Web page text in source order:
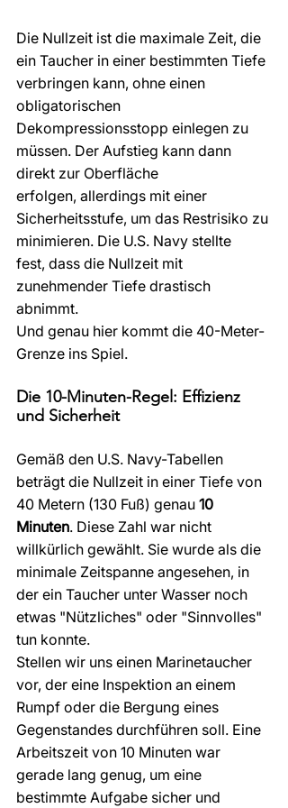
Die Nullzeit ist die maximale Zeit, die
ein Taucher in einer bestimmten Tiefe
verbringen kann, ohne einen
obligatorischen
Dekompressionsstopp einlegen zu
müssen. Der Aufstieg kann dann
direkt zur Oberfläche
erfolgen, allerdings mit einer
Sicherheitsstufe, um das Restrisiko zu
minimieren. Die U.S. Navy stellte
fest, dass die Nullzeit mit
zunehmender Tiefe drastisch
abnimmt.
Und genau hier kommt die 40-Meter-
Grenze ins Spiel.
Die 10-Minuten-Regel: Effizienz
und Sicherheit
Gemäß den U.S. Navy-Tabellen
beträgt die Nullzeit in einer Tiefe von
40 Metern (130 Fuß) genau 10
Minuten. Diese Zahl war nicht
willkürlich gewählt. Sie wurde als die
minimale Zeitspanne angesehen, in
der ein Taucher unter Wasser noch
etwas "Nützliches" oder "Sinnvolles"
tun konnte.
Stellen wir uns einen Marinetaucher
vor, der eine Inspektion an einem
Rumpf oder die Bergung eines
Gegenstandes durchführen soll. Eine
Arbeitszeit von 10 Minuten war
gerade lang genug, um eine
bestimmte Aufgabe sicher und